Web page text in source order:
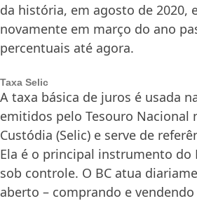
da história, em agosto de 2020,
novamente em março do ano
percentuais até agora.
Taxa Selic
A taxa básica de juros é usada
emitidos pelo Tesouro Nacional
Custódia (Selic) e serve de
Ela é o principal instrumento do
sob controle. O BC atua
aberto – comprando e